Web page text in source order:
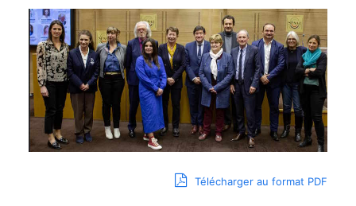
Télécharger au format PDF